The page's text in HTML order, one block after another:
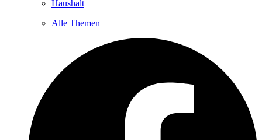
Haushalt
Alle Themen